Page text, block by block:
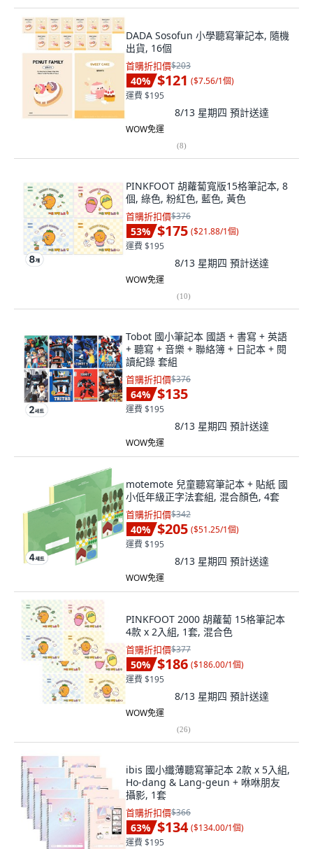
DADA Sosofun 小學聽寫筆記本, 隨機
出貨, 16個
首購折扣價$203
40% $121 ($7.56/1個)
運費 $195
8/13 星期四 預計送達
WOW免運
(8)
PINKFOOT 胡蘿蔔寬版15格筆記本, 8
個, 綠色, 粉紅色, 藍色, 黃色
首購折扣價$376
53% $175 ($21.88/1個)
運費 $195
8/13 星期四 預計送達
WOW免運
(10)
Tobot 國小筆記本 國語 + 書寫 + 英語
+ 聽寫 + 音樂 + 聯絡簿 + 日記本 + 閱
讀紀錄 套組
首購折扣價$376
64% $135
運費 $195
8/13 星期四 預計送達
WOW免運
motemote 兒童聽寫筆記本 + 貼紙 國
小低年級正字法套組, 混合顏色, 4套
首購折扣價$342
40% $205 ($51.25/1個)
運費 $195
8/13 星期四 預計送達
WOW免運
PINKFOOT 2000 胡蘿蔔 15格筆記本
4款 x 2入組, 1套, 混合色
首購折扣價$377
50% $186 ($186.00/1個)
運費 $195
8/13 星期四 預計送達
WOW免運
(26)
ibis 國小纖薄聽寫筆記本 2款 x 5入組,
Ho-dang & Lang-geun + 咻咻朋友
攝影, 1套
首購折扣價$366
63% $134 ($134.00/1個)
運費 $195